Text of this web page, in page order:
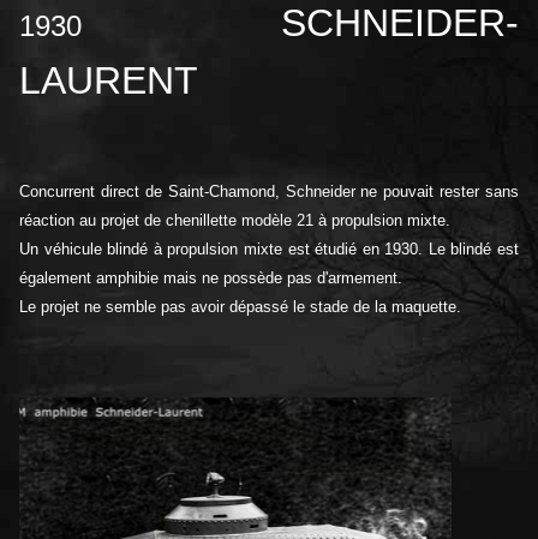
1930
SCHNEIDER-
LAURENT
Concurrent direct de Saint-Chamond, Schneider ne pouvait rester sans
réaction au projet de chenillette modèle 21 à propulsion mixte.
Un véhicule blindé à propulsion mixte est étudié en 1930. Le blindé est
également amphibie mais ne possède pas d'armement.
Le projet ne semble pas avoir dépassé le stade de la maquette.